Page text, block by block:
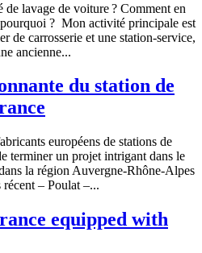
lavage de voiture ? Comment en
? Mon activité principale est
de carrosserie et une station-service,
ancienne...
du station de
européens de stations de
terminer un projet intrigant dans le
la région Auvergne-Rhône-Alpes
– Poulat –...
equipped with